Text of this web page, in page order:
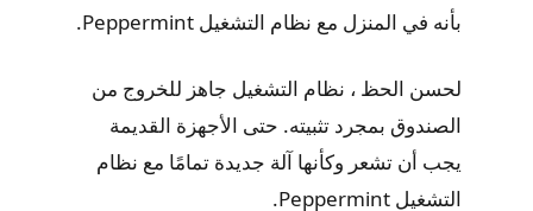
بأنه في المنزل مع نظام التشغيل Peppermint.
لحسن الحظ ، نظام التشغيل جاهز للخروج من
الصندوق بمجرد تثبيته. حتى الأجهزة القديمة
يجب أن تشعر وكأنها آلة جديدة تمامًا مع نظام
التشغيل Peppermint.